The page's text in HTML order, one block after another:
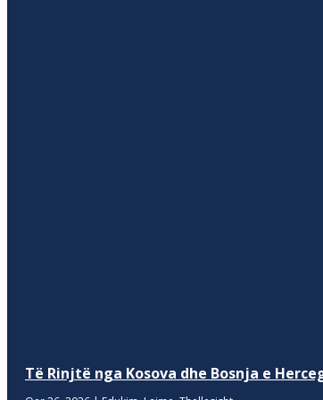
Të Rinjtë nga Kosova dhe Bosnja e